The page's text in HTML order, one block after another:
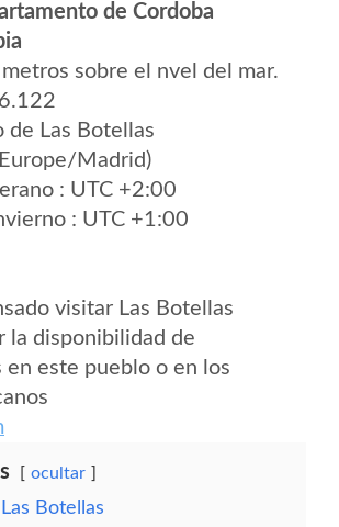
de Cordoba
sobre el nvel del mar.
de Las Botellas
Madrid)
: UTC +2:00
: UTC +1:00
visitar Las Botellas
la disponibilidad de
en este pueblo o en los
ocultar
Botellas